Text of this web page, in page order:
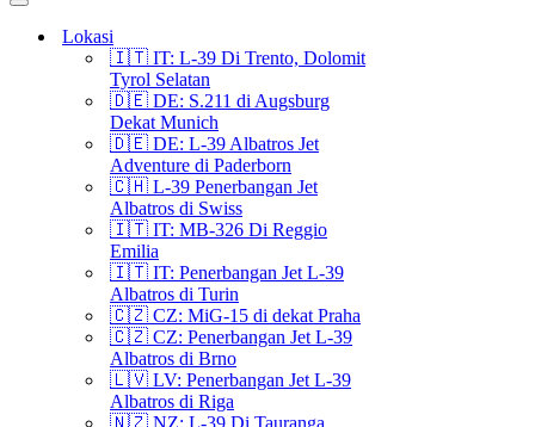
Menu
NavigasiLokasi
🇮🇹 IT: L-39 Di Trento, Dolomit
Tyrol Selatan
🇩🇪 DE: S.211 di Augsburg
Dekat Munich
🇩🇪 DE: L-39 Albatros Jet
Adventure di Paderborn
🇨🇭 L-39 Penerbangan Jet
Albatros di Swiss
🇮🇹 IT: MB-326 Di Reggio
Emilia
🇮🇹 IT: Penerbangan Jet L-39
Albatros di Turin
🇨🇿 CZ: MiG-15 di dekat Praha
🇨🇿 CZ: Penerbangan Jet L-39
Albatros di Brno
🇱🇻 LV: Penerbangan Jet L-39
Albatros di Riga
🇳🇿 NZ: L-39 Di Tauranga